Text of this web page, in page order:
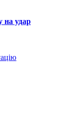
на удар